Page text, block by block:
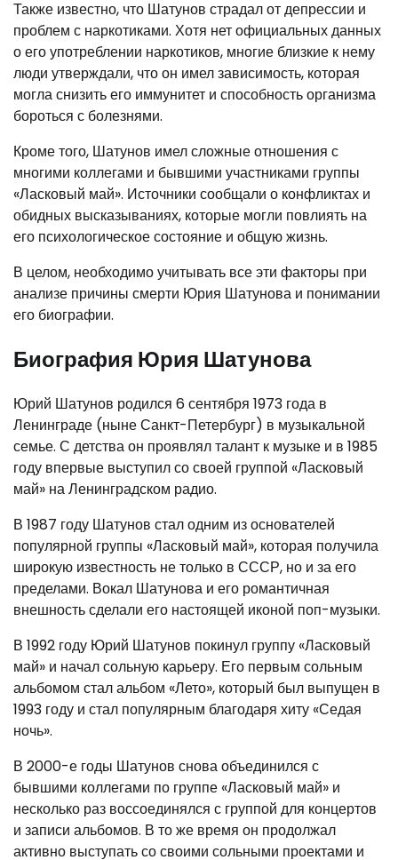
Также известно, что Шатунов страдал от депрессии и
проблем с наркотиками. Хотя нет официальных данных
о его употреблении наркотиков, многие близкие к нему
люди утверждали, что он имел зависимость, которая
могла снизить его иммунитет и способность организма
бороться с болезнями.
Кроме того, Шатунов имел сложные отношения с
многими коллегами и бывшими участниками группы
«Ласковый май». Источники сообщали о конфликтах и
обидных высказываниях, которые могли повлиять на
его психологическое состояние и общую жизнь.
В целом, необходимо учитывать все эти факторы при
анализе причины смерти Юрия Шатунова и понимании
его биографии.
Биография Юрия Шатунова
Юрий Шатунов родился 6 сентября 1973 года в
Ленинграде (ныне Санкт-Петербург) в музыкальной
семье. С детства он проявлял талант к музыке и в 1985
году впервые выступил со своей группой «Ласковый
май» на Ленинградском радио.
В 1987 году Шатунов стал одним из основателей
популярной группы «Ласковый май», которая получила
широкую известность не только в СССР, но и за его
пределами. Вокал Шатунова и его романтичная
внешность сделали его настоящей иконой поп-музыки.
В 1992 году Юрий Шатунов покинул группу «Ласковый
май» и начал сольную карьеру. Его первым сольным
альбомом стал альбом «Лето», который был выпущен в
1993 году и стал популярным благодаря хиту «Седая
ночь».
В 2000-е годы Шатунов снова объединился с
бывшими коллегами по группе «Ласковый май» и
несколько раз воссоединялся с группой для концертов
и записи альбомов. В то же время он продолжал
активно выступать со своими сольными проектами и